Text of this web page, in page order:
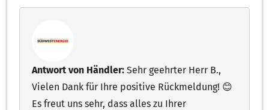
Antwort von Händler: Sehr geehrter Herr B.,
Vielen Dank für Ihre positive Rückmeldung! 😊
Es freut uns sehr, dass alles zu Ihrer